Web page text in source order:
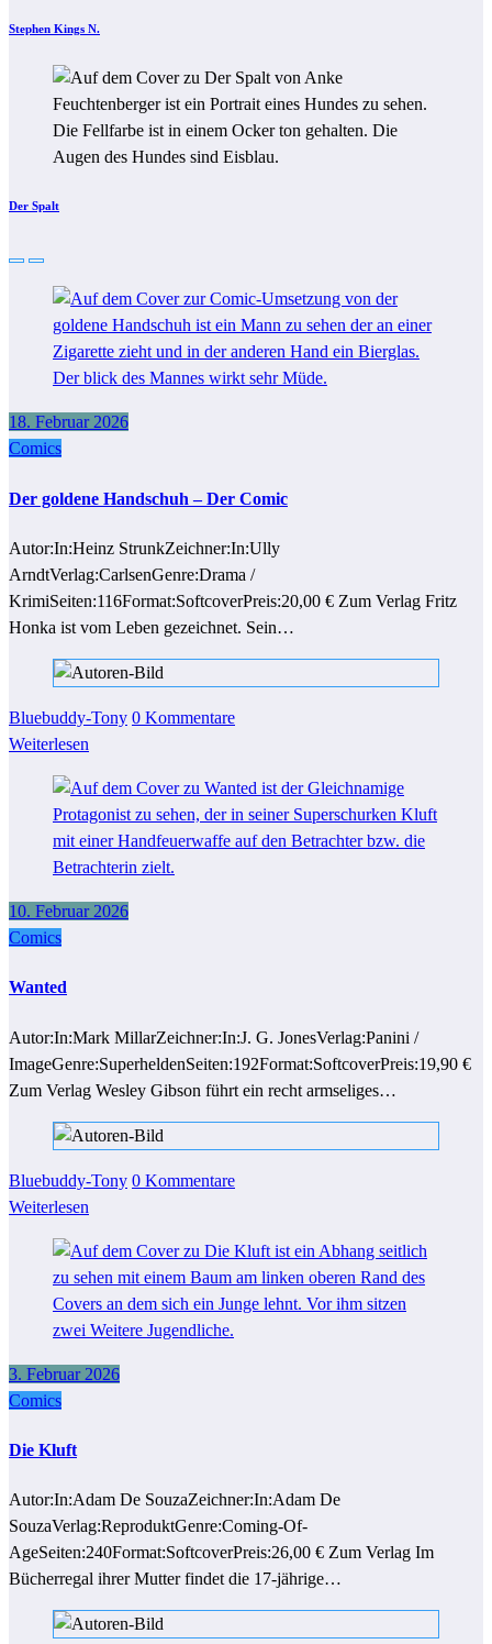
Stephen Kings N.
Der Spalt
18. Februar 2026
Comics
Der goldene Handschuh – Der Comic
Autor:In:Heinz StrunkZeichner:In:Ully
ArndtVerlag:CarlsenGenre:Drama /
KrimiSeiten:116Format:SoftcoverPreis:20,00 € Zum Verlag Fritz
Honka ist vom Leben gezeichnet. Sein…
Bluebuddy-Tony 0 Kommentare
Weiterlesen
10. Februar 2026
Comics
Wanted
Autor:In:Mark MillarZeichner:In:J. G. JonesVerlag:Panini /
ImageGenre:SuperheldenSeiten:192Format:SoftcoverPreis:19,90 €
Zum Verlag Wesley Gibson führt ein recht armseliges…
Bluebuddy-Tony 0 Kommentare
Weiterlesen
3. Februar 2026
Comics
Die Kluft
Autor:In:Adam De SouzaZeichner:In:Adam De
SouzaVerlag:ReproduktGenre:Coming-Of-
AgeSeiten:240Format:SoftcoverPreis:26,00 € Zum Verlag Im
Bücherregal ihrer Mutter findet die 17-jährige…